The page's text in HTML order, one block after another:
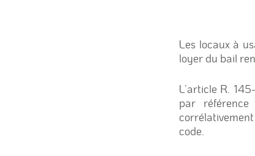
Les locaux à
loyer du bail
L’article R.
par référence
code.